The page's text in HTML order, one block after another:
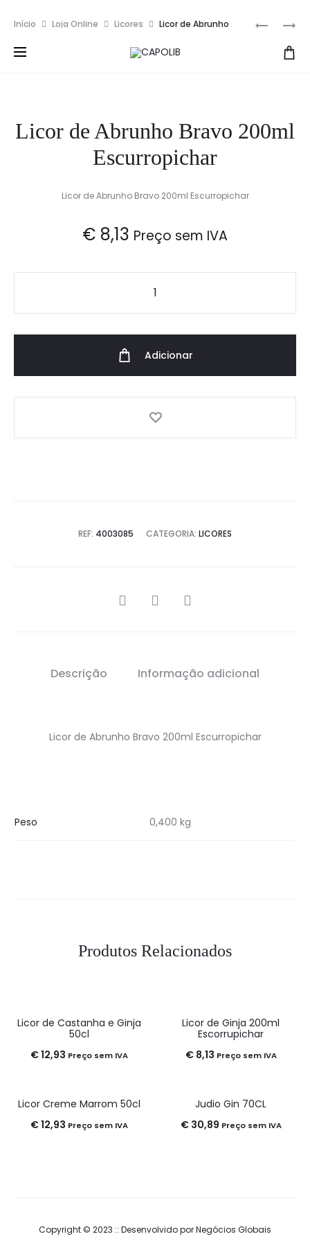
LICOR
COM
TABLETE
NEGRO
Início Loja Online Licores
Licor de Abrunho
Bravo 200ml Escurropichar
Licor de Abrunho Bravo 200ml
Escurropichar
Licor de Abrunho Bravo 200ml Escurropichar
€ 8,13 Preço sem IVA
Adicionar
REF: 4003085 CATEGORIA: LICORES
SHARE
Descrição Informação adicional
Licor de Abrunho Bravo 200ml Escurropichar
Peso 0,400 kg
Produtos Relacionados
Licor de Castanha e Ginja
50cl
€12,93 Preço sem IVA
Licor de Ginja 200ml
Escorrupichar
€8,13 Preço sem IVA
Licor Creme Marrom 50cl
€12,93 Preço sem IVA
Judio Gin 70CL
€30,89 Preço sem IVA
Copyright © 2023 :: Desenvolvido porNegócios Globais